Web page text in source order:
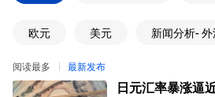
欧元 美元 新闻分析- 外
阅读最多 最新发布
日元汇率暴涨逼